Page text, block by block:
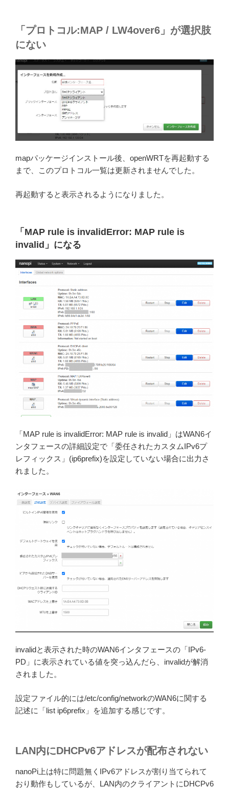
「プロトコル:MAP / LW4over6」が選択肢
にない
mapパッケージインストール後、openWRTを再起動する
まで、このプロトコル一覧は更新されませんでした。
再起動すると表示されるようになりました。
「MAP rule is invalidError: MAP rule is
invalid」になる
「MAP rule is invalidError: MAP rule is invalid」はWAN6イ
ンタフェースの詳細設定で「委任されたカスタムIPv6プ
レフィックス」(ip6prefix)を設定していない場合に出力さ
れました。
invalidと表示された時のWAN6インタフェースの「IPv6-
PD」に表示されている値を突っ込んだら、invalidが解消
されました。
設定ファイル的には/etc/config/networkのWAN6に関する
記述に「list ip6prefix」を追加する感じです。
LAN内にDHCPv6アドレスが配布されない
nanoPi上は特に問題無くIPv6アドレスが割り当てられて
おり動作もしているが、LAN内のクライアントにDHCPv6